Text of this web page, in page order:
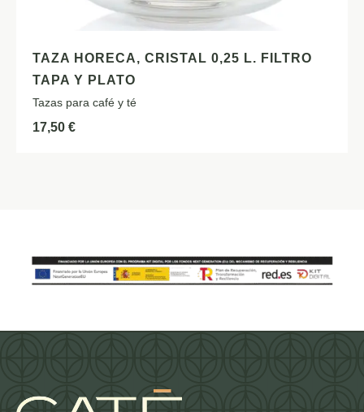
TAZA HORECA, CRISTAL 0,25 L. FILTRO
TAPA Y PLATO
Tazas para café y té
17,50 €